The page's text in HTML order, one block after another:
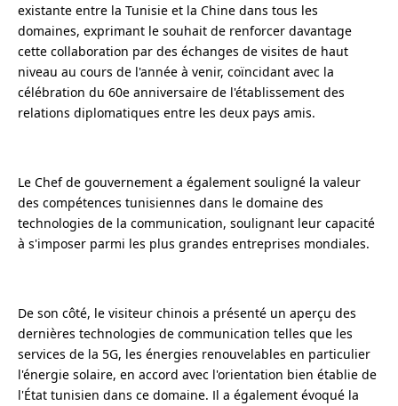
existante entre la Tunisie et la Chine dans tous les
domaines, exprimant le souhait de renforcer davantage
cette collaboration par des échanges de visites de haut
niveau au cours de l'année à venir, coïncidant avec la
célébration du 60e anniversaire de l'établissement des
relations diplomatiques entre les deux pays amis.
Le Chef de gouvernement a également souligné la valeur
des compétences tunisiennes dans le domaine des
technologies de la communication, soulignant leur capacité
à s'imposer parmi les plus grandes entreprises mondiales.
De son côté, le visiteur chinois a présenté un aperçu des
dernières technologies de communication telles que les
services de la 5G, les énergies renouvelables en particulier
l'énergie solaire, en accord avec l'orientation bien établie de
l'État tunisien dans ce domaine. Il a également évoqué la